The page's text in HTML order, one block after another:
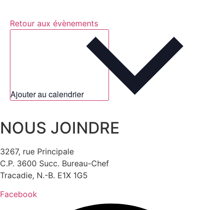
Retour aux évènements
Ajouter au calendrier
NOUS JOINDRE
3267, rue Principale
C.P. 3600 Succ. Bureau-Chef
Tracadie, N.-B. E1X 1G5
Facebook